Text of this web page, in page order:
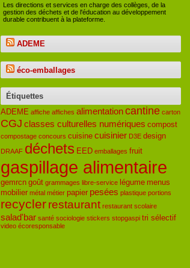
Les directions et services en charge des collèges, de la
gestion des déchets et de l'éducation au développement
durable contribuent à la plateforme.
ADEME
éco-emballages
Étiquettes
ADEME affiche affiches alimentationcantine carton
CGJ classes culturelles numériques compost
compostage concours cuisine cuisinier D3E design
DRAAF déchets EED emballages fruit
gaspillage alimentaire
gemrcn goût grammages libre-service légume menus
mobilier métal métier papier pesées plastique portions
recyclerrestaurant restaurant scolaire
salad'bar santé sociologie stickers stopgaspi tri sélectif
video écoresponsable